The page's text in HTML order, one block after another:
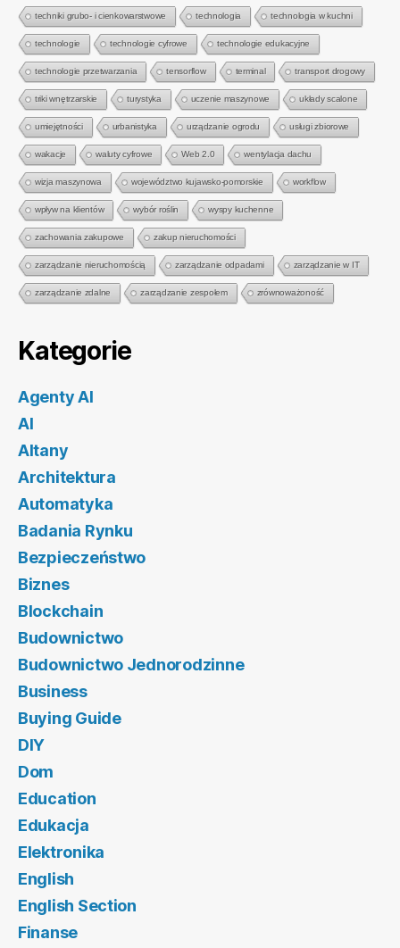
techniki grubo- i cienkowarstwowe technologia technologia w kuchni
technologie technologie cyfrowe technologie edukacyjne
technologie przetwarzania tensorflow terminal transport drogowy
triki wnętrzarskie turystyka uczenie maszynowe układy scalone
umiejętności urbanistyka urządzanie ogrodu usługi zbiorowe
wakacje waluty cyfrowe Web 2.0 wentylacja dachu
wizja maszynowa województwo kujawsko-pomorskie workflow
wpływ na klientów wybór roślin wyspy kuchenne
zachowania zakupowe zakup nieruchomości
zarządzanie nieruchomością zarządzanie odpadami zarządzanie w IT
zarządzanie zdalne zarządzanie zespołem zrównoważoność
Kategorie
Agenty AI
AI
Altany
Architektura
Automatyka
Badania Rynku
Bezpieczeństwo
Biznes
Blockchain
Budownictwo
Budownictwo Jednorodzinne
Business
Buying Guide
DIY
Dom
Education
Edukacja
Elektronika
English
English Section
Finanse